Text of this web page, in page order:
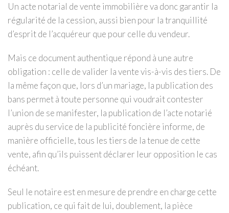
Un acte notarial de vente immobilière va donc garantir la
régularité de la cession, aussi bien pour la tranquillité
d’esprit de l’acquéreur que pour celle du vendeur.
Mais ce document authentique répond à une autre
obligation : celle de valider la vente vis-à-vis des tiers. De
la même façon que, lors d’un mariage, la publication des
bans permet à toute personne qui voudrait contester
l’union de se manifester, la publication de l’acte notarié
auprès du service de la publicité foncière informe, de
manière officielle, tous les tiers de la tenue de cette
vente, afin qu’ils puissent déclarer leur opposition le cas
échéant.
Seul le notaire est en mesure de prendre en charge cette
publication, ce qui fait de lui, doublement, la pièce